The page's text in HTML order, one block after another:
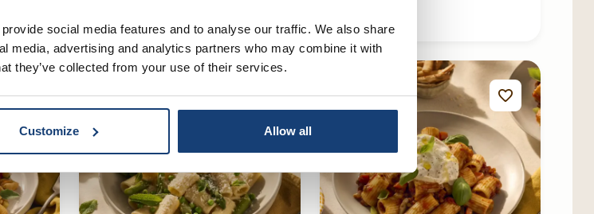
social media features and to analyse our traffic. We also share
media, advertising and analytics partners who may combine it with
they’ve collected from your use of their services.
Customize Allow all